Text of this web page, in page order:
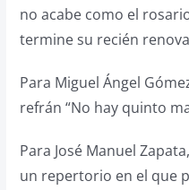
no acabe como el
termine su recién
Para Miguel Ángel
refrán “No hay quinto
Para José Manuel
un repertorio en el que